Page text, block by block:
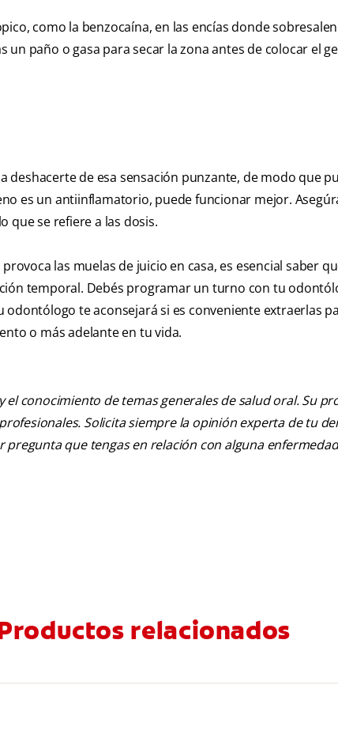
como la benzocaína, en las encías donde
paño o gasa para secar la zona antes de colocar el
deshacerte de esa sensación punzante, de modo que
es un antiinflamatorio, puede funcionar mejor.
que se refiere a las dosis.
las muelas de juicio en casa, es esencial saber
temporal. Debés programar un turno con tu
odontólogo te aconsejará si es conveniente extraerlas
o más adelante en tu vida.
conocimiento de temas generales de salud oral. Su
Solicita siempre la opinión experta de tu
que tengas en relación con alguna
relacionados